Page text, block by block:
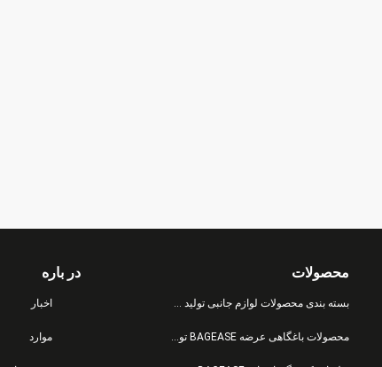
در باره
اخبار
موارد
محصولات
بسته بندی محصولات لوازم جانبی تولید کیسه
محصولات باغگاهی عرضه BAGEASE تولید